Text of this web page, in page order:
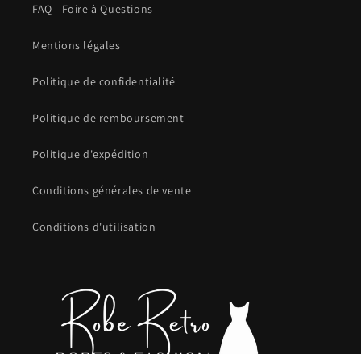
FAQ - Foire à Questions
Mentions légales
Politique de confidentialité
Politique de remboursement
Politique d'expédition
Conditions générales de vente
Conditions d'utilisation